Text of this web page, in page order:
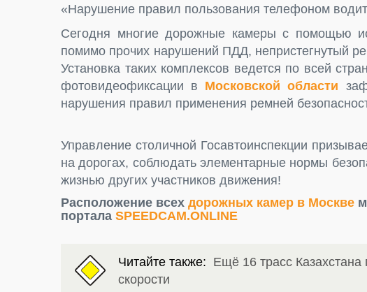
«Нарушение правил пользования телефоном
Сегодня многие дорожные камеры с помощью
помимо прочих нарушений ПДД, непристегнутый
Установка таких комплексов ведется по всей
фотовидеофиксации в Московской области
нарушения правил применения ремней
Управление столичной Госавтоинспекции
на дорогах, соблюдать элементарные нормы
жизнью других участников движения!
Расположение всех дорожных камер в Москве
портала SPEEDCAM.ONLINE
Читайте также: Ещё 16 трасс Казахстана
скорости